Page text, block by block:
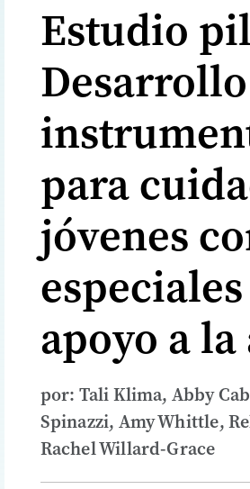
Estudio
para
jóvenes
apoyo a
por: Tali Klima, Abby
Spinazzi, Amy Whittle,
Rachel Willard-Grace